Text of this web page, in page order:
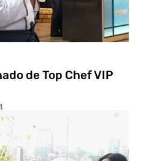
de Top Chef VIP